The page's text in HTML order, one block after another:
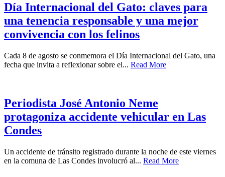
Día Internacional del Gato: claves para
una tenencia responsable y una mejor
convivencia con los felinos
Cada 8 de agosto se conmemora el Día Internacional del Gato, una
fecha que invita a reflexionar sobre el... Read More
Periodista José Antonio Neme
protagoniza accidente vehicular en Las
Condes
Un accidente de tránsito registrado durante la noche de este viernes
en la comuna de Las Condes involucró al... Read More